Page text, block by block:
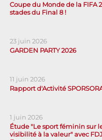
Coupe du Monde de la FIFA
stades du Final 8 !
23 juin 2026
GARDEN PARTY 2026
11 juin 2026
Rapport d'Activité
1 juin 2026
Étude "Le sport féminin sur
visibilité à la valeur" avec